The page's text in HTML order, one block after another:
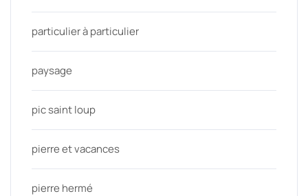
particulier à particulier
paysage
pic saint loup
pierre et vacances
pierre hermé